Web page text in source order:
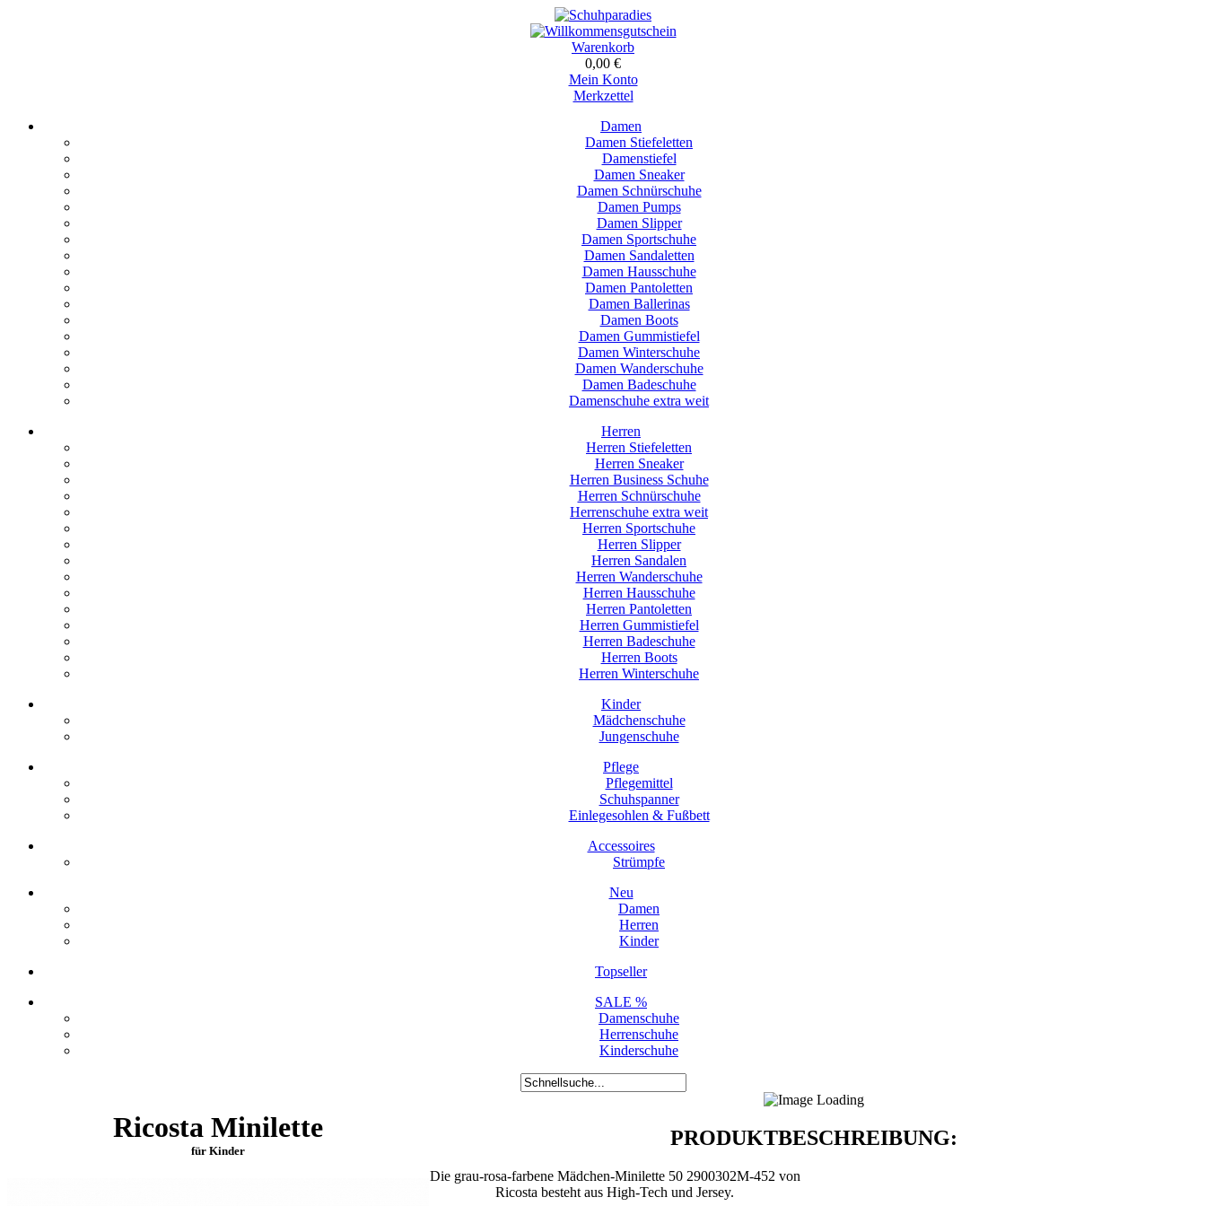
Warenkorb
0,00 €
Mein Konto
Merkzettel
Damen
Damen Stiefeletten
Damenstiefel
Damen Sneaker
Damen Schnürschuhe
Damen Pumps
Damen Slipper
Damen Sportschuhe
Damen Sandaletten
Damen Hausschuhe
Damen Pantoletten
Damen Ballerinas
Damen Boots
Damen Gummistiefel
Damen Winterschuhe
Damen Wanderschuhe
Damen Badeschuhe
Damenschuhe extra weit
Herren
Herren Stiefeletten
Herren Sneaker
Herren Business Schuhe
Herren Schnürschuhe
Herrenschuhe extra weit
Herren Sportschuhe
Herren Slipper
Herren Sandalen
Herren Wanderschuhe
Herren Hausschuhe
Herren Pantoletten
Herren Gummistiefel
Herren Badeschuhe
Herren Boots
Herren Winterschuhe
Kinder
Mädchenschuhe
Jungenschuhe
Pflege
Pflegemittel
Schuhspanner
Einlegesohlen & Fußbett
Accessoires
Strümpfe
Neu
Damen
Herren
Kinder
Topseller
SALE %
Damenschuhe
Herrenschuhe
Kinderschuhe
Ricosta Minilette
für Kinder
PRODUKTBESCHREIBUNG:
Die grau-rosa-farbene Mädchen-Minilette 50 2900302M-452 von
Ricosta besteht aus High-Tech und Jersey.